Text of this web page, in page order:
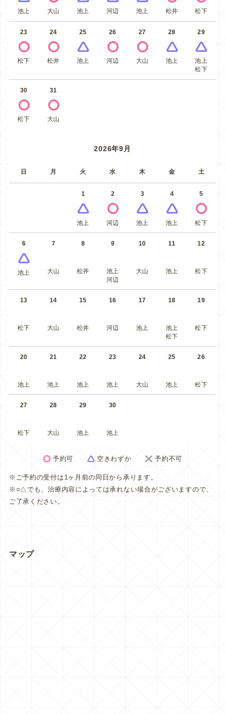
池上 大山 池上 河辺 池上 松井 松下
23
松下
24
松井
25
池上
26
河辺
27
大山
28
池上
29
池上
松下
30
松下
31
大山
2026年9月
日 月 火 水 木 金 土
1
池上
2
河辺
3
池上
4
池上
5
松下
6
池上
7
大山
8
松井
9
池上
河辺
10
大山
11
池上
12
松下
13
松下
14
大山
15
松井
16
河辺
17
池上
18
池上
松下
19
松下
20
池上
21
池上
22
池上
23
池上
24
大山
25
池上
26
松下
27
松下
28
大山
29
池上
30
池上
予約可 空きわずか 予約不可
※ご予約の受付は1ヶ月前の同日から承ります。
※○△でも、治療内容によっては承れない場合がございますので、
ご了承ください。
マップ